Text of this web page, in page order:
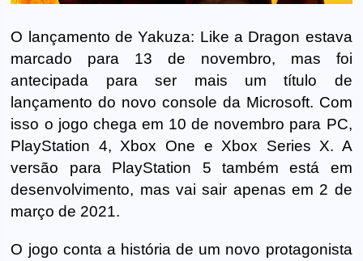
O lançamento de Yakuza: Like a Dragon estava
marcado para 13 de novembro, mas foi
antecipada para ser mais um título de
lançamento do novo console da Microsoft. Com
isso o jogo chega em 10 de novembro para PC,
PlayStation 4, Xbox One e Xbox Series X. A
versão para PlayStation 5 também está em
desenvolvimento, mas vai sair apenas em 2 de
março de 2021.
O jogo conta a história de um novo protagonista